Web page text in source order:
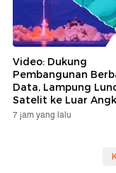
Video: Dukung
Pembangunan
Data, Lampung
Satelit ke Luar
7 jam yang lalu